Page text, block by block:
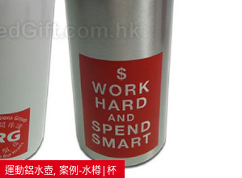
運動鋁水壺 案例-水樽|杯